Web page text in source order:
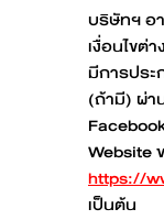
บริษัทฯ อ
เงื่อนไขต่
มีการประ
(ถ้ามี) ผ่า
Website
https://
เป็นต้น